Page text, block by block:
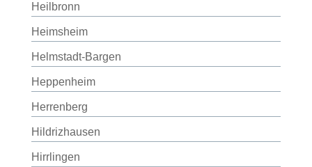
Heilbronn
Heimsheim
Helmstadt-Bargen
Heppenheim
Herrenberg
Hildrizhausen
Hirrlingen